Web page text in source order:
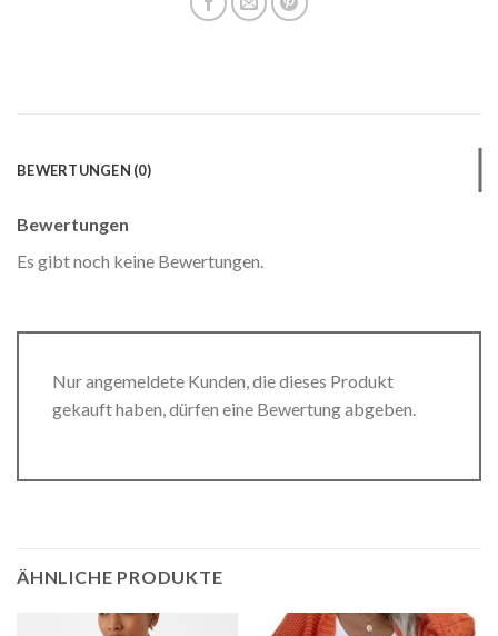
BEWERTUNGEN (0)
Bewertungen
Es gibt noch keine Bewertungen.
Nur angemeldete Kunden, die dieses Produkt
gekauft haben, dürfen eine Bewertung abgeben.
ÄHNLICHE PRODUKTE